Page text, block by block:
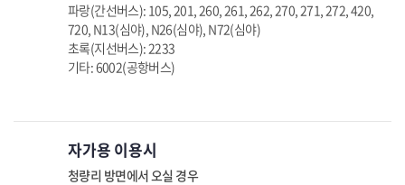
파랑(간선버스): 105, 201, 260, 261, 262, 270, 271, 272, 420,
720, N13(심야), N26(심야), N72(심야)
초록(지선버스): 2233
기타: 6002(공항버스)
자가용 이용시
청량리 방면에서 오실 경우